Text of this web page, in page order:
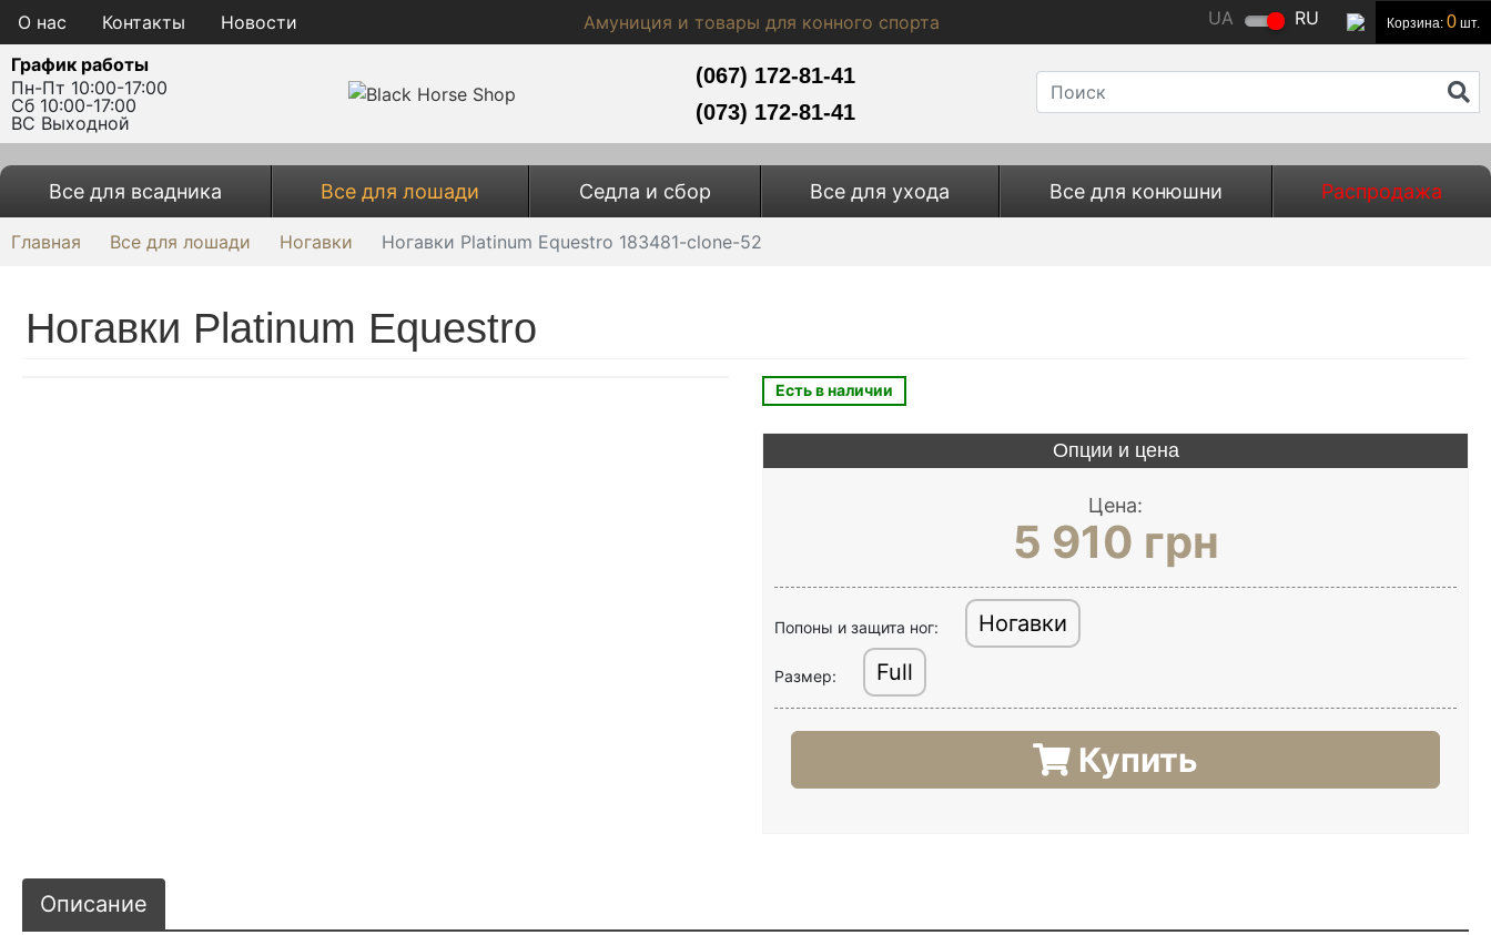
О нас Контакты Новости Амуниция и товары для конного спорта UA RU Корзина: 0 шт.
График работы
Пн-Пт 10:00-17:00
Сб 10:00-17:00
ВС Выходной
(067) 172-81-41
(073) 172-81-41
Все для всадника Все для лошади Седла и сбор Все для ухода Все для конюшни Распродажа
Главная Все для лошади Ногавки Ногавки Platinum Equestro 183481-clone-52
Ногавки Platinum Equestro
Есть в наличии
Опции и цена
Цена:
5 910 грн
Попоны и защита ног: Ногавки
Размер: Full
Купить
Описание